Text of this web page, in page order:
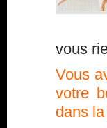
vous
Vous
votre
dans